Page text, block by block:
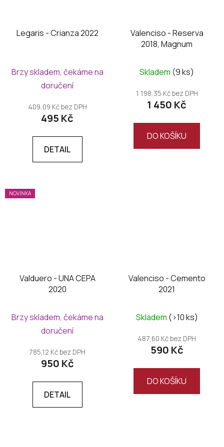
Legaris - Crianza 2022
Brzy skladem, čekáme na
doručení
409,09 Kč bez DPH
495 Kč
DETAIL
Valenciso - Reserva
2018, Magnum
Skladem (9 ks)
1 198,35 Kč bez DPH
1 450 Kč
DO KOŠÍKU
NOVINKA
Valduero - UNA CEPA
2020
Brzy skladem, čekáme na
doručení
785,12 Kč bez DPH
950 Kč
DETAIL
Valenciso - Cemento
2021
Skladem (>10 ks)
487,60 Kč bez DPH
590 Kč
DO KOŠÍKU